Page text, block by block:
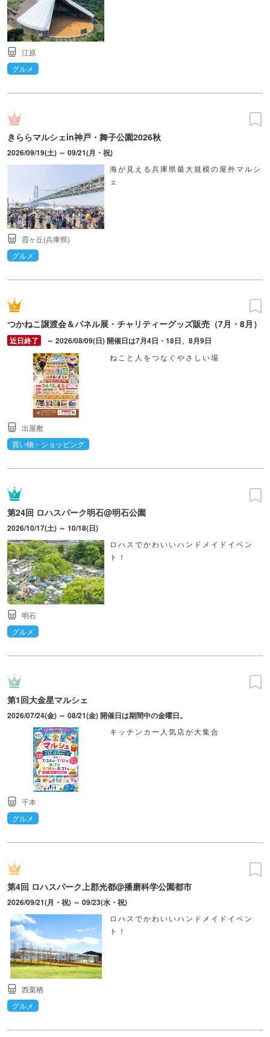
江原
グルメ
きららマルシェin神戸・舞子公園2026秋
2026/09/19(土) ～ 09/21(月・祝)
海が見える兵庫県最大規模の屋外マルシ
ェ
霞ヶ丘(兵庫県)
グルメ
つかねこ譲渡会＆パネル展・チャリティーグッズ販売（7月・8月）
～ 2026/08/09(日) 開催日は7月4日・18日、8月9日
ねこと人をつなぐやさしい場
出屋敷
買い物・ショッピング
第24回 ロハスパーク明石@明石公園
2026/10/17(土) ～ 10/18(日)
ロハスでかわいいハンドメイドイベン
ト！
明石
グルメ
第1回大金星マルシェ
2026/07/24(金) ～ 08/21(金) 開催日は期間中の金曜日。
キッチンカー人気店が大集合
千本
グルメ
第4回 ロハスパーク上郡光都@播磨科学公園都市
2026/09/21(月・祝) ～ 09/23(水・祝)
ロハスでかわいいハンドメイドイベン
ト！
西栗栖
グルメ